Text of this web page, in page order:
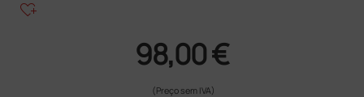
heart_plus
98,00 €
(Preço sem IVA)